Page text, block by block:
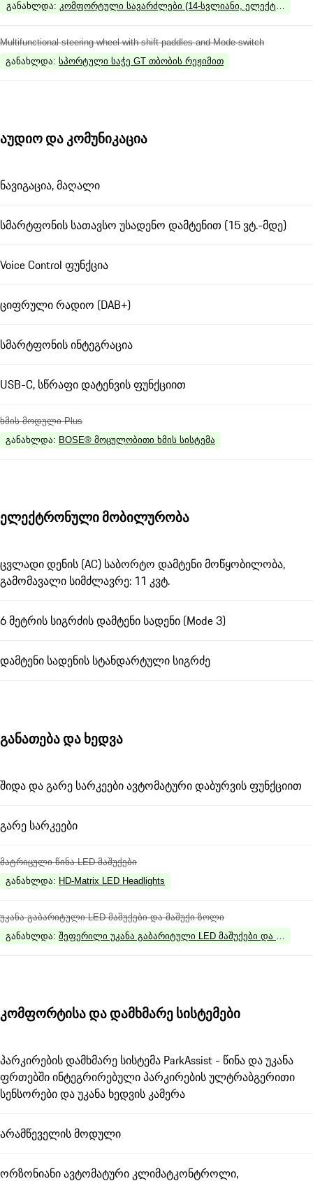
განახლდა: კომფორტული სავარძლები (14-სვლიანი, ელექტრო)
Multifunctional steering wheel with shift paddles and Mode-switch
განახლდა: სპორტული საჭე GT თბობის რეჟიმით
აუდიო და კომუნიკაცია
ნავიგაცია, მაღალი
სმარტფონის სათავსო უსადენო დამტენით (15 ვტ.-მდე)
Voice Control ფუნქცია
ციფრული რადიო (DAB+)
სმარტფონის ინტეგრაცია
USB-C, სწრაფი დატენვის ფუნქციით
ხმის მოდული Plus
განახლდა: BOSE® მოცულობითი ხმის სისტემა
ელექტრონული მობილურობა
ცვლადი დენის (AC) საბორტო დამტენი მოწყობილობა,
გამომავალი სიმძლავრე: 11 კვტ.
6 მეტრის სიგრძის დამტენი სადენი (Mode 3)
დამტენი სადენის სტანდარტული სიგრძე
განათება და ხედვა
შიდა და გარე სარკეები ავტომატური დაბურვის ფუნქციით
გარე სარკეები
მატრიცული წინა LED მაშუქები
განახლდა: HD-Matrix LED Headlights
უკანა გაბარიტული LED მაშუქები და მაშუქი ზოლი
განახლდა: შეფერილი უკანა გაბარიტული LED მაშუქები და მაშუქი
კომფორტისა და დამხმარე სისტემები
პარკირების დამხმარე სისტემა ParkAssist - წინა და უკანა
ფრთებში ინტეგრირებული პარკირების ულტრაბგერითი
სენსორები და უკანა ხედვის კამერა
არამწეველის მოდული
ორზონიანი ავტომატური კლიმატკონტროლი,